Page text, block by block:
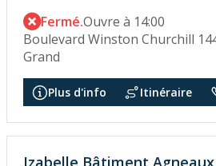
Fermé.Ouvre à 14:00
Boulevard Winston Churchill
Grand
Plus d'info Itinéraire
Izabelle Bâtiment Agneaux